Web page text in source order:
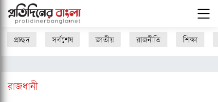
প্রচ্ছদ সর্বশেষ জাতীয় রাজনীতি শিক্ষা
রাজধানী